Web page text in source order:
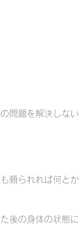
問題を解決しない
頼られれば何とか
後の身体の状態に